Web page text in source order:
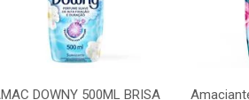
DOWNY 500ML BRISA